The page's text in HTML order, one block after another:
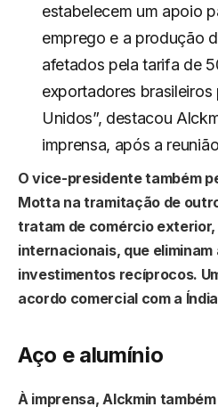
estabelecem um apoio
emprego e a produção
afetados pela tarifa de
exportadores brasileiros
Unidos”, destacou
imprensa, após a
O vice-presidente também
Motta na tramitação de
tratam de comércio exterior,
internacionais, que
investimentos recíprocos.
acordo comercial com a
Aço e alumínio
À imprensa, Alckmin